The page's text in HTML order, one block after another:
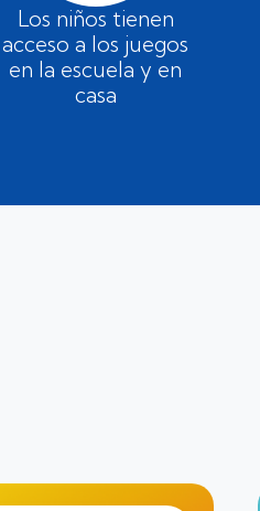
Los niños tienen
acceso a los juegos
en la escuela y en
casa